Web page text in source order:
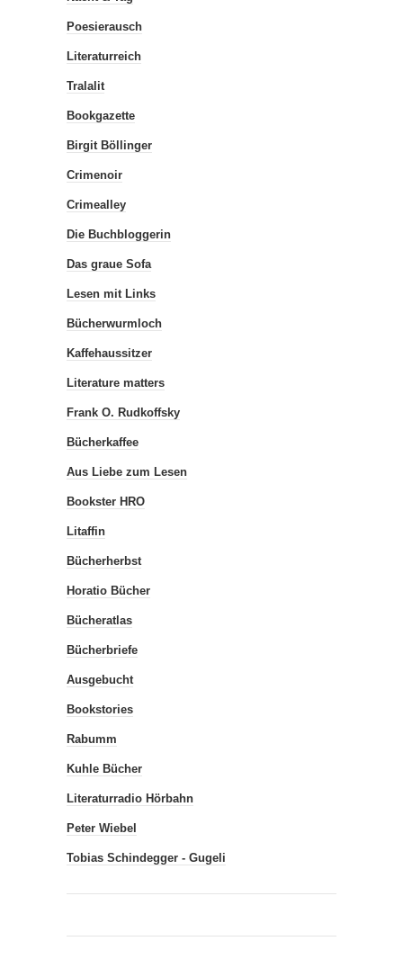
Poesierausch
Literaturreich
Tralalit
Bookgazette
Birgit Böllinger
Crimenoir
Crimealley
Die Buchbloggerin
Das graue Sofa
Lesen mit Links
Bücherwurmloch
Kaffehaussitzer
Literature matters
Frank O. Rudkoffsky
Bücherkaffee
Aus Liebe zum Lesen
Bookster HRO
Litaffin
Bücherherbst
Horatio Bücher
Bücheratlas
Bücherbriefe
Ausgebucht
Bookstories
Rabumm
Kuhle Bücher
Literaturradio Hörbahn
Peter Wiebel
Tobias Schindegger - Gugeli